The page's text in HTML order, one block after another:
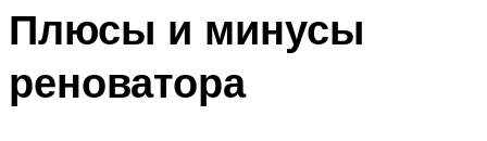
Плюсы и минусы
реноватора